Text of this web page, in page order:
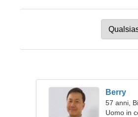
Berry
57 anni,
Uomo in